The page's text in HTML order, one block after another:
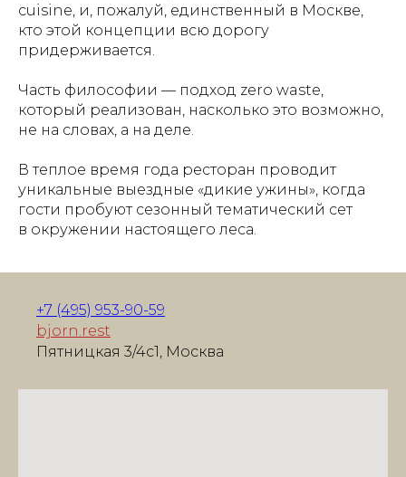
cuisine, и, пожалуй, единственный в Москве,
кто этой концепции всю дорогу
придерживается.
Часть философии — подход zero waste,
который реализован, насколько это возможно,
не на словах, а на деле.
В теплое время года ресторан проводит
уникальные выездные «дикие ужины», когда
гости пробуют сезонный тематический сет
в окружении настоящего леса.
+7 (495) 953-90-59
bjorn.rest
Пятницкая 3/4с1, Москва